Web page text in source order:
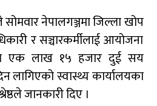
नेपालगञ्जमा जिल्ला खोप
र सञ्चारकर्मीलाई आयोजना
एक लाख १५ हजार दुई सय
लागिएको स्वास्थ्य कार्यालयका
जानकारी दिए ।